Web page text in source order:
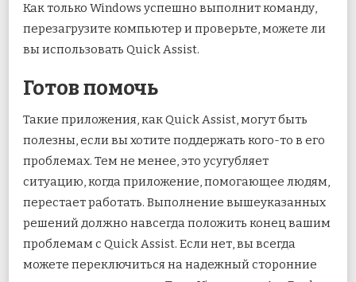
Как только Windows успешно выполнит команду,
перезагрузите компьютер и проверьте, можете ли
вы использовать Quick Assist.
Готов помочь
Такие приложения, как Quick Assist, могут быть
полезны, если вы хотите поддержать кого-то в его
проблемах. Тем не менее, это усугубляет
ситуацию, когда приложение, помогающее людям,
перестает работать. Выполнение вышеуказанных
решений должно навсегда положить конец вашим
проблемам с Quick Assist. Если нет, вы всегда
можете переключиться на надежныйсторонние